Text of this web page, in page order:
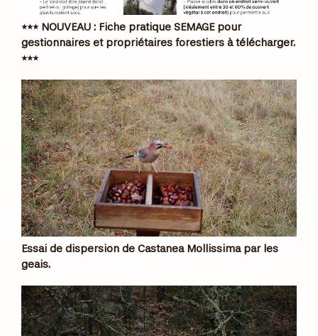
*** NOUVEAU : Fiche pratique SEMAGE pour
gestionnaires et propriétaires forestiers à télécharger.
***
Essai de dispersion de Castanea Mollissima par les
geais.